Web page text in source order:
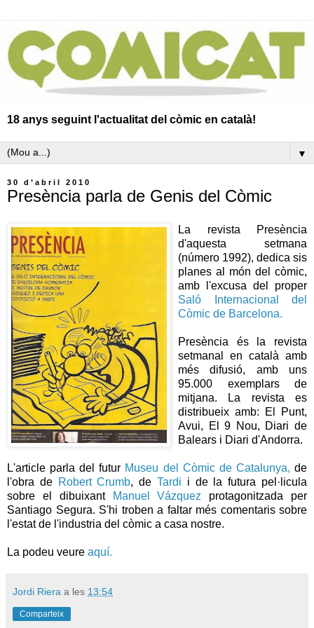
18 anys seguint l'actualitat del còmic en català!
▼
30 d’abril 2010
Presència parla de Genis del Còmic
La revista Presència
d'aquesta setmana
(número 1992), dedica sis
planes al món del còmic,
amb l'excusa del proper
Saló Internacional del
Còmic de Barcelona.
Presència és la revista
setmanal en català amb
més difusió, amb uns
95.000 exemplars de
mitjana. La revista es
distribueix amb: El Punt,
Avui, El 9 Nou, Diari de
Balears i Diari d'Andorra.
L'article parla del futur Museu del Còmic de Catalunya, de
l'obra de Robert Crumb, deTardi i de la futura pel·licula
sobre el dibuixant
Manuel Vázquez protagonitzada per
Santiago Segura. S'hi troben a faltar més comentaris sobre
l'estat de l'industria del còmic a casa nostre.
La podeu veure aquí.
Jordi Riera a les 13:54
Comparteix